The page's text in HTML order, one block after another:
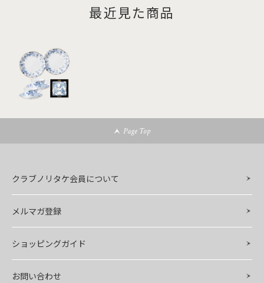
最近見た商品
Page Top
クラブノリタケ会員について
メルマガ登録
ショッピングガイド
お問い合わせ